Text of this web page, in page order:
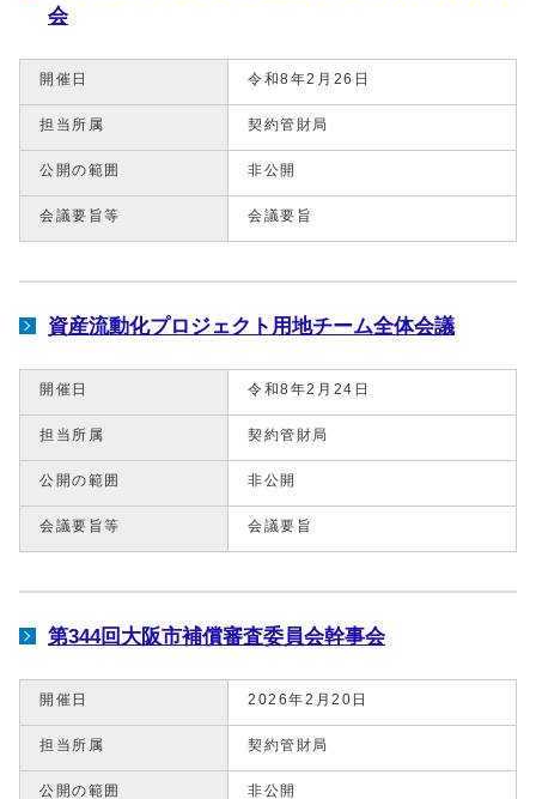
会
開催日 令和8年2月26日
担当所属 契約管財局
公開の範囲 非公開
会議要旨等 会議要旨
資産流動化プロジェクト用地チーム全体会議
開催日 令和8年2月24日
担当所属 契約管財局
公開の範囲 非公開
会議要旨等 会議要旨
第344回大阪市補償審査委員会幹事会
開催日 2026年2月20日
担当所属 契約管財局
公開の範囲 非公開